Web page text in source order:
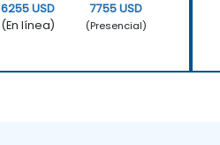
6255 USD
(En línea)
7755 USD
(Presencial)